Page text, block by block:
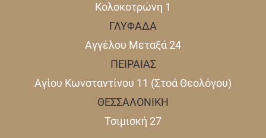
Κολοκοτρώνη 1
ΓΛΥΦΑΔΑ
Αγγέλου Μεταξά 24
ΠΕΙΡΑΙΑΣ
Αγίου Κωνσταντίνου 11 (Στοά Θεολόγου)
ΘΕΣΣΑΛΟΝΙΚΗ
Τσιμισκή 27